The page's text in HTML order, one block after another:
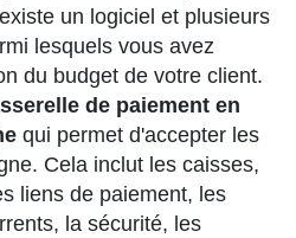
un logiciel et plusieurs
lesquels vous avez
du budget de votre client.
de paiement en
qui permet d'accepter les
Cela inclut les caisses,
liens de paiement, les
la sécurité, les